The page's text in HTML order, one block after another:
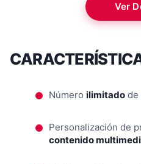
Ver
Número ilimitado de
Personalización de
contenido